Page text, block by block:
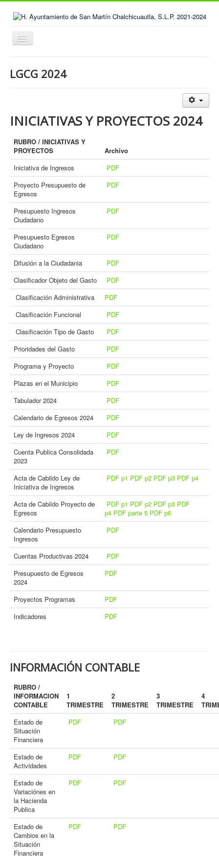
Cambiar
navegación
¿QUIENES SOMOS?
TURISMO
CONTABILIDAD GUBERNAMENTAL
SEVAC
GALERÍA
CONTACTO
LGCG 2024
INICIATIVAS Y PROYECTOS 2024
RUBRO / INICIATIVAS Y
PROYECTOS
Archivo
Iniciativa de Ingresos
PDF
Proyecto Presupuesto de
Egresos
PDF
Presupuesto Ingresos
Ciudadano
PDF
Presupuesto Egresos
Ciudadano
PDF
Difusión a la Ciudadania
PDF
Clasificador Objeto del Gasto
PDF
Clasificación Administrativa
PDF
Clasificación Funcional
PDF
Clasificación Tipo de Gasto
PDF
Prioridades del Gasto
PDF
Programa y Proyecto
PDF
Plazas en el Municipio
PDF
Tabulador 2024
PDF
Calendario de Egresos 2024
PDF
Ley de Ingresos 2024
PDF
Cuenta Publica Consolidada
2023
PDF
Acta de Cabildo Ley de
Iniciativa de Ingresos
PDF p1 PDF p2 PDF p3 PDF p4
Acta de Cabildo Proyecto de
Egresos
PDF p1 PDF p2 PDF p3 PDF
p4 PDF parte 5 PDF p6
Calendario Presupuesto
Ingresos
PDF
Cuentas Productivas 2024
PDF
Presupuesto de Egresos
2024
PDF
Proyectos Programas
PDF
Indicadores
PDF
INFORMACIÓN CONTABLE
RUBRO /
INFORMACION
CONTABLE
1
TRIMESTRE
2
TRIMESTRE
3
TRIMESTRE
4
Estado de
Situación
Financiera
PDF PDF
Estado de
Actividades
PDF PDF
Estado de
Variaciónes en
la Hacienda
Publica
PDF PDF
Estado de
Cambios en la
Situación
Financiera
PDF PDF